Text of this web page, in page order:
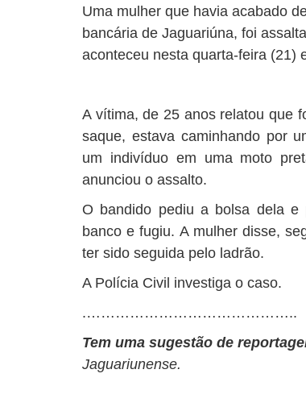
Uma mulher que havia acabado
bancária de Jaguariúna, foi
aconteceu nesta quarta-feira (21)
A vítima, de 25 anos relatou que
saque, estava caminhando por
um indivíduo em uma moto
anunciou o assalto.
O bandido pediu a bolsa dela
banco e fugiu. A mulher disse,
ter sido seguida pelo ladrão.
A Polícia Civil investiga o caso.
.……………………………………..
Tem uma sugestão de
Jaguariunense.